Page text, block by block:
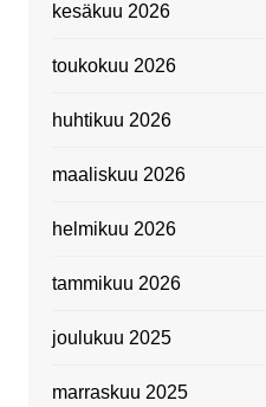
kesäkuu 2026
toukokuu 2026
huhtikuu 2026
maaliskuu 2026
helmikuu 2026
tammikuu 2026
joulukuu 2025
marraskuu 2025